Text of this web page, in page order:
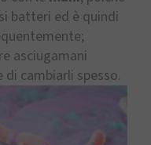
batteri ed è quindi
asciugamani
di cambiarli spesso.